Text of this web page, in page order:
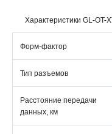
Характеристики GL-OT-
Форм-фактор
Тип разъемов
Расстояние передачи
данных, км